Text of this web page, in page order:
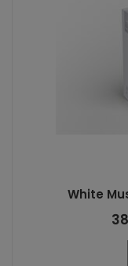
White